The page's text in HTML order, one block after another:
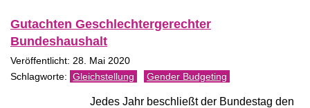
Gutachten Geschlechtergerechter
Bundeshaushalt
Veröffentlicht: 28. Mai 2020
Gleichstellung Gender Budgeting
Jedes Jahr beschließt der Bundestag den